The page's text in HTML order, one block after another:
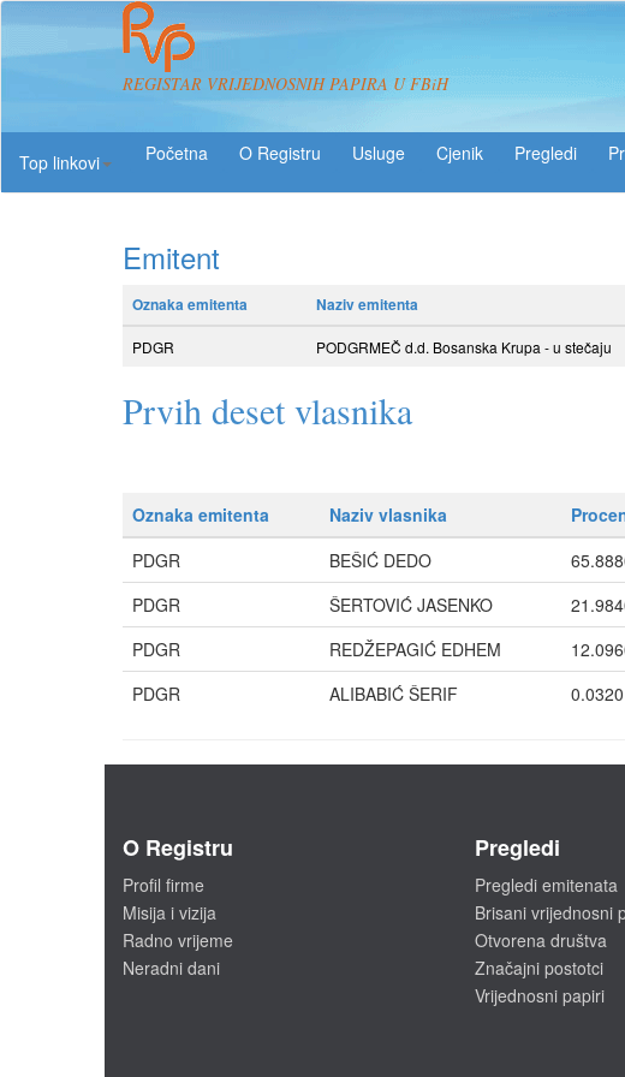
REGISTAR VRIJEDNOSNIH PAPIRA U FBiH
Top linkovi
O Registru Usluge Pregledi
Emitent
Oznaka emitenta Naziv emitenta
PDGR PODGRMEČ d.d. Bosanska Krupa - u stečaju
Prvih deset vlasnika
Oznaka emitenta Naziv vlasnika
PDGR
BEŠIĆ DEDO
PDGR
ŠERTOVIĆ JASENKO
PDGR
REDŽEPAGIĆ EDHEM
PDGR
ALIBABIĆ ŠERIF 0.0320
O Registru
Profil firme
Misija i vizija
Radno vrijeme
Neradni dani
Pregledi
Pregledi emitenata
Brisani vrijednosni
Otvorena društva
Značajni postotci
Vrijednosni papiri